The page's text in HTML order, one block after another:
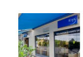
Voir
la
fiche